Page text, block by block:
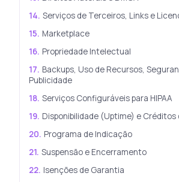
14. Serviços de Terceiros, Links e
15. Marketplace
16. Propriedade Intelectual
17. Backups, Uso de Recursos,
Publicidade
18. Serviços Configuráveis para HIPAA
19. Disponibilidade (Uptime) e Créditos
20. Programa de Indicação
21. Suspensão e Encerramento
22. Isenções de Garantia